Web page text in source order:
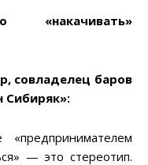
«накачивать»
совладелец баров
Сибиряк»:
— это стереотип.